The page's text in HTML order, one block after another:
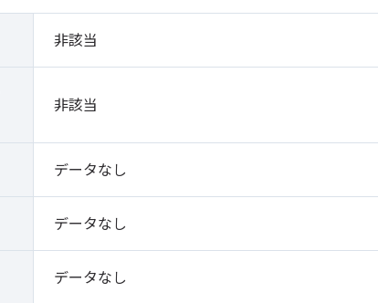
非該当
非該当
データなし
データなし
データなし